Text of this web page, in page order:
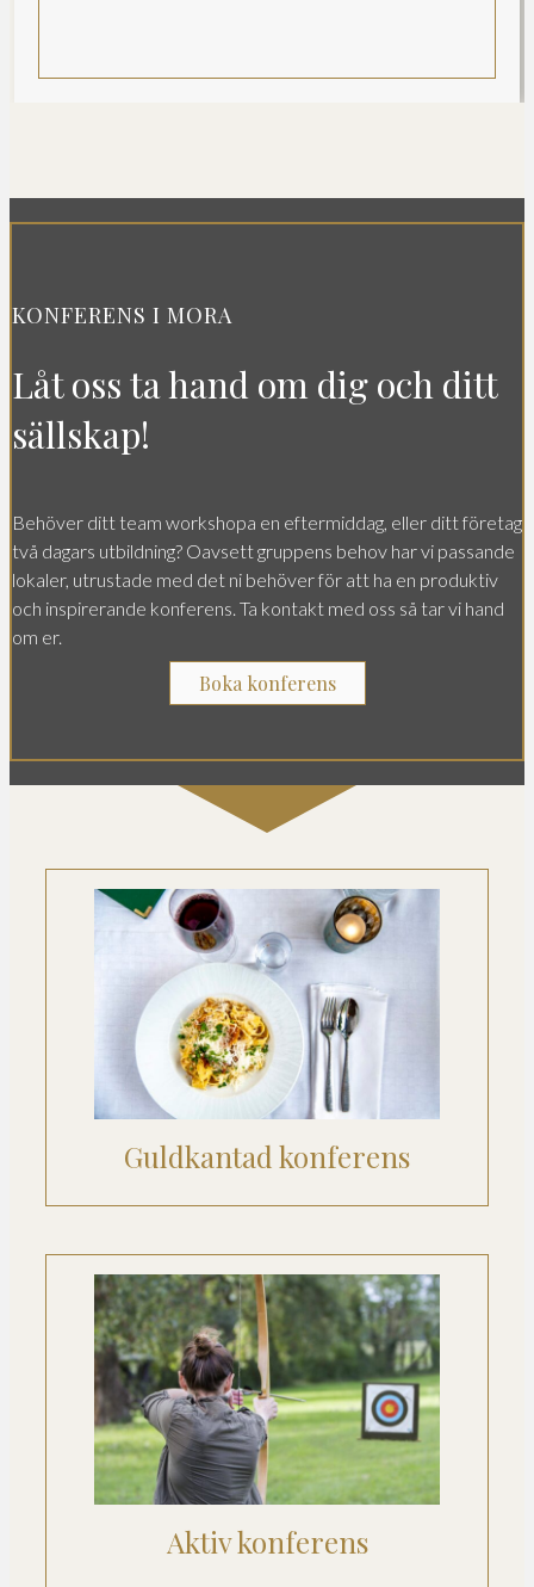
KONFERENS I MORA
Låt oss ta hand om dig och ditt
sällskap!
Behöver ditt team workshopa en eftermiddag, eller ditt företag
två dagars utbildning? Oavsett gruppens behov har vi passande
lokaler, utrustade med det ni behöver för att ha en produktiv
och inspirerande konferens. Ta kontakt med oss så tar vi hand
om er.
Boka konferens
Guldkantad konferens
Aktiv konferens